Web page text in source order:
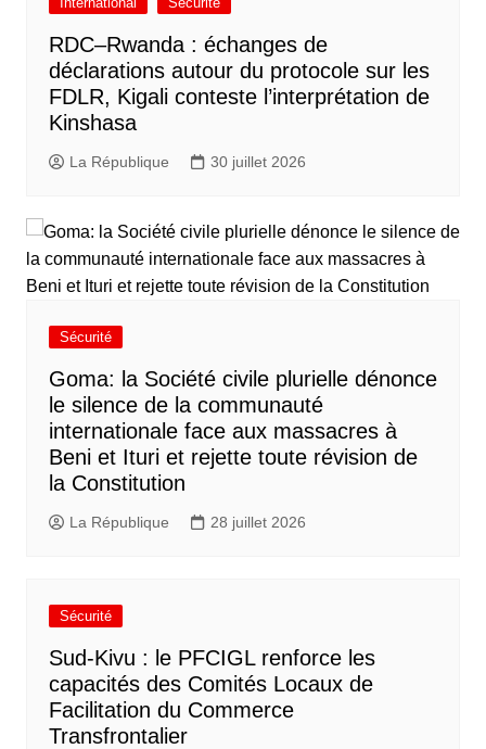
RDC–Rwanda : échanges de
déclarations autour du protocole sur les
FDLR, Kigali conteste l’interprétation de
Kinshasa
La République 30 juillet 2026
Sécurité
Goma: la Société civile plurielle dénonce
le silence de la communauté
internationale face aux massacres à
Beni et Ituri et rejette toute révision de
la Constitution
La République 28 juillet 2026
Sécurité
Sud-Kivu : le PFCIGL renforce les
capacités des Comités Locaux de
Facilitation du Commerce
Transfrontalier